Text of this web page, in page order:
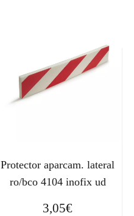
Protector aparcam. lateral
ro/bco 4104 inofix ud
3,05€